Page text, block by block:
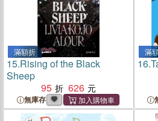
滿額折
15.Rising of the Black
Sheep
95
626
無庫存
滿
16.